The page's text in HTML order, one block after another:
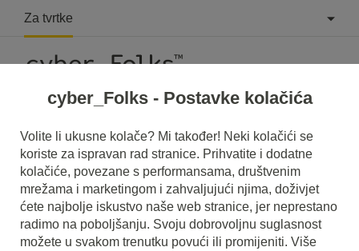
Za tvrtke
#marketing
cyber_Folks - Postavke kolačića
Volite li ukusne kolače? Mi također! Neki kolačići se
koriste za ispravan rad stranice. Prihvatite i dodatne
kolačiće, povezane s performansama, društvenim
mrežama i marketingom i zahvaljujući njima, doživjet
ćete najbolje iskustvo naše web stranice, jer neprestano
radimo na poboljšanju. Svoju dobrovoljnu suglasnost
možete u svakom trenutku povući ili promijeniti. Više